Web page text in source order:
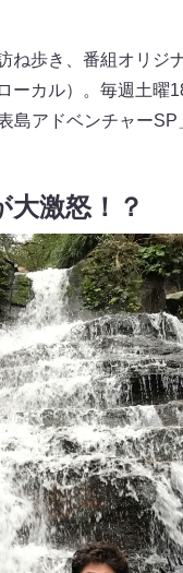
ね歩き、番組オリジ
カル）。毎週土曜
アドベンチャーSP
激怒！？